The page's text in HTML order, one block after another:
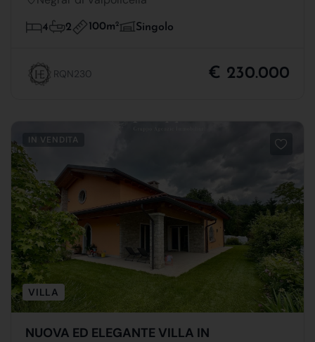
4 2 100m2 Singolo
RQN230 € 230.000
IN VENDITA
VILLA
NUOVA ED ELEGANTE VILLA IN